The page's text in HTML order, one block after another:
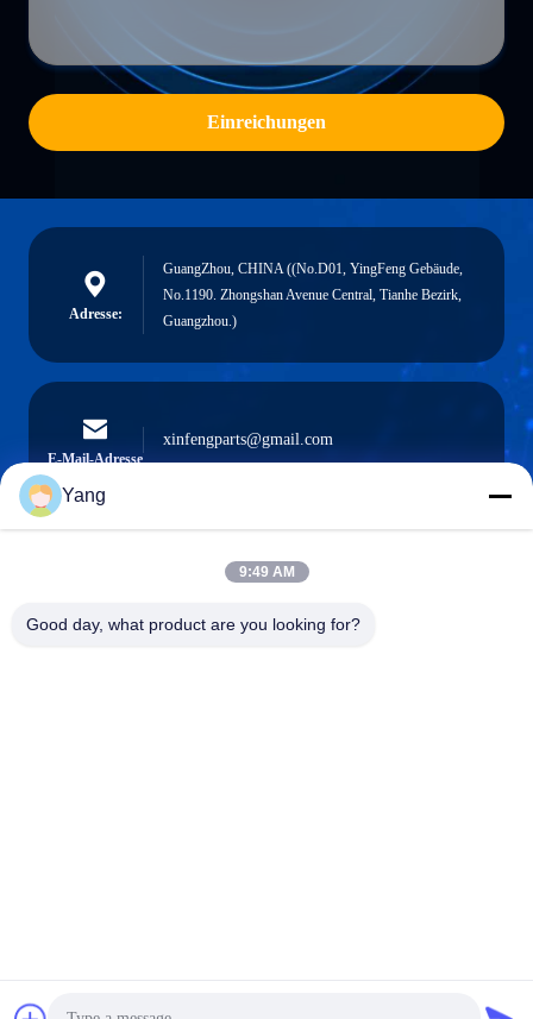
Einreichungen
Adresse:
GuangZhou, CHINA ((No.D01, YingFeng Gebäude,
No.1190. Zhongshan Avenue Central, Tianhe Bezirk,
Guangzhou.)
E-Mail-Adresse
xinfengparts@gmail.com
0086-189-9844-3486
Yang
9:49 AM
Good day, what product are you looking for?